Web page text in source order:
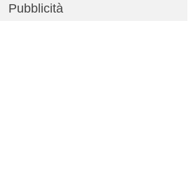
Pubblicità